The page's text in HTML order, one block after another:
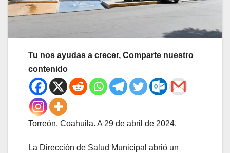
Tu nos ayudas a crecer, Comparte nuestro
contenido
Torreón, Coahuila. A 29 de abril de 2024.
La Dirección de Salud Municipal abrió un